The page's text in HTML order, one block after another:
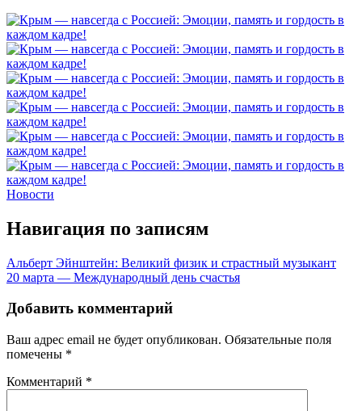
Новости
Навигация по записям
Альберт Эйнштейн: Великий физик и страстный музыкант
20 марта — Международный день счастья
Добавить комментарий
Ваш адрес email не будет опубликован. Обязательные поля
помечены *
Комментарий *